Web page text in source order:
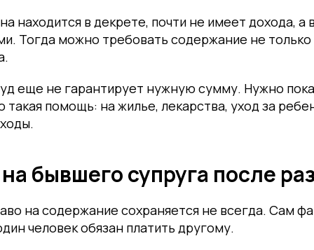
находится в декрете, почти не имеет дохода, а
Тогда можно требовать содержание не только
еще не гарантирует нужную сумму. Нужно
такая помощь: на жилье, лекарства, уход за
бывшего супруга после
на содержание сохраняется не всегда. Сам
человек обязан платить другому.